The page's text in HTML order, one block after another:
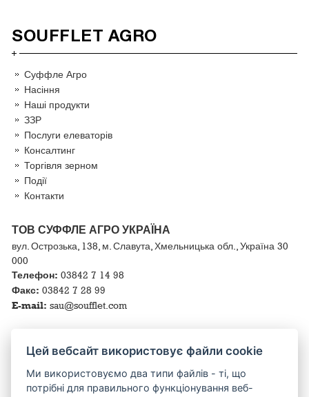
SOUFFLET AGRO
Суффле Агро
Насіння
Наші продукти
ЗЗР
Послуги елеваторів
Консалтинг
Торгівля зерном
Події
Контакти
ТОВ СУФФЛЕ АГРО УКРАЇНА
вул. Острозька, 138, м. Славута, Хмельницька обл., Україна 30
000
Телефон: 03842 7 14 98
Факс: 03842 7 28 99
E-mail: sau@soufflet.com
КОРИСНІ ПОСИЛАННЯ
Цей вебсайт використовує файли cookie
Ми використовуємо два типи файлів - ті, що
потрібні для правильного функціонування веб-